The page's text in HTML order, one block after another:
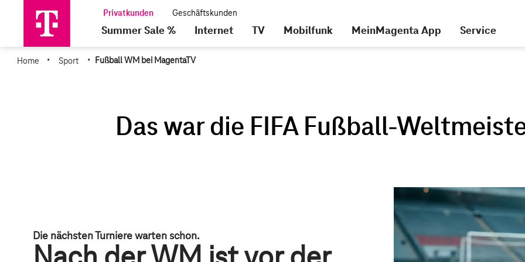
Summer Sale % Internet TV Mobilfunk MeinMagenta App Service
Home · Sport · Fußball WM bei MagentaTV
Die nächsten Turniere warten schon.